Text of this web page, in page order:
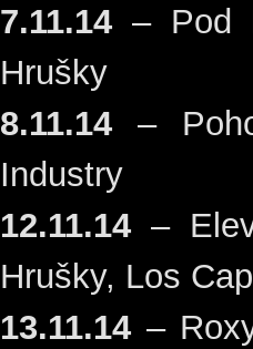
7.11.14 – Pod
Hrušky
8.11.14 –
Industry
12.11.14 –
Hrušky, Los
13.11.14 –